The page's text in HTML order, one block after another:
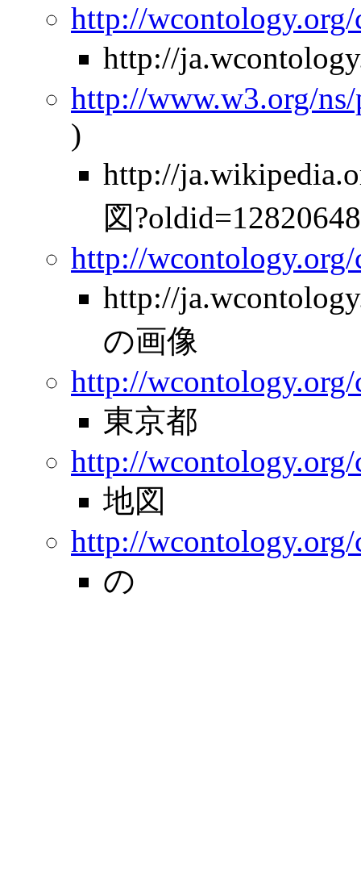
http://wcontology.org/
http://
http://www.w3.org/
)
http://
図?oldid=12820648
http://wcontology.org/
http://
の画像
http://
東京都
http://
地図
http://wcontology.org/
の